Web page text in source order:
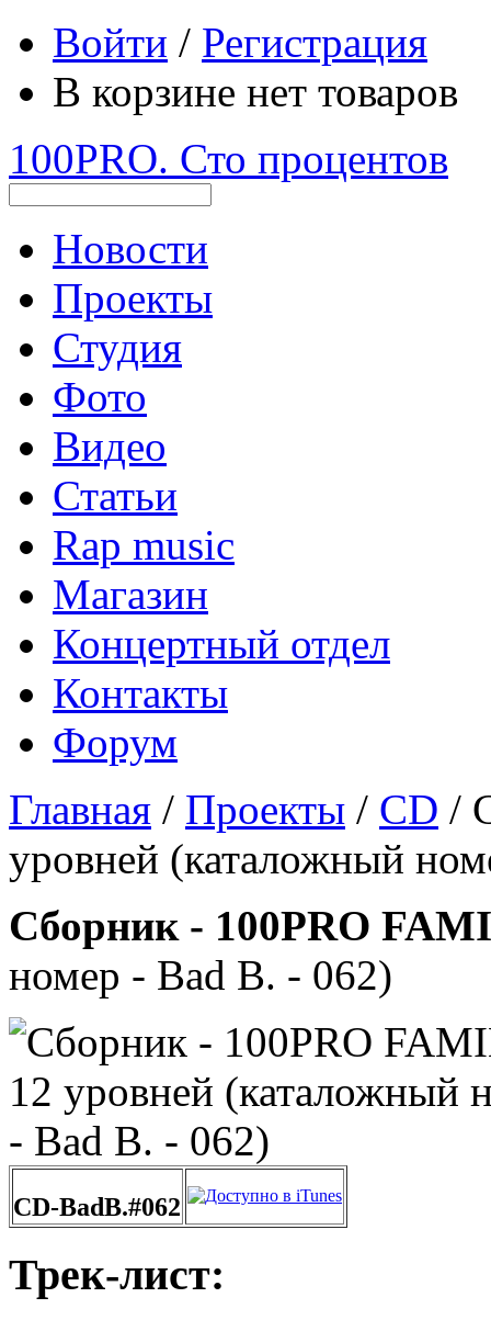
Войти / Регистрация
В корзине нет товаров
100PRO. Сто процентов
Новости
Проекты
Студия
Фото
Видео
Статьи
Rap music
Магазин
Концертный отдел
Контакты
Форум
Главная / Проекты / CD /
уровней (каталожный
Сборник - 100PRO
номер - Bad B. - 062)
CD-BadB.#062
Трек-лист: